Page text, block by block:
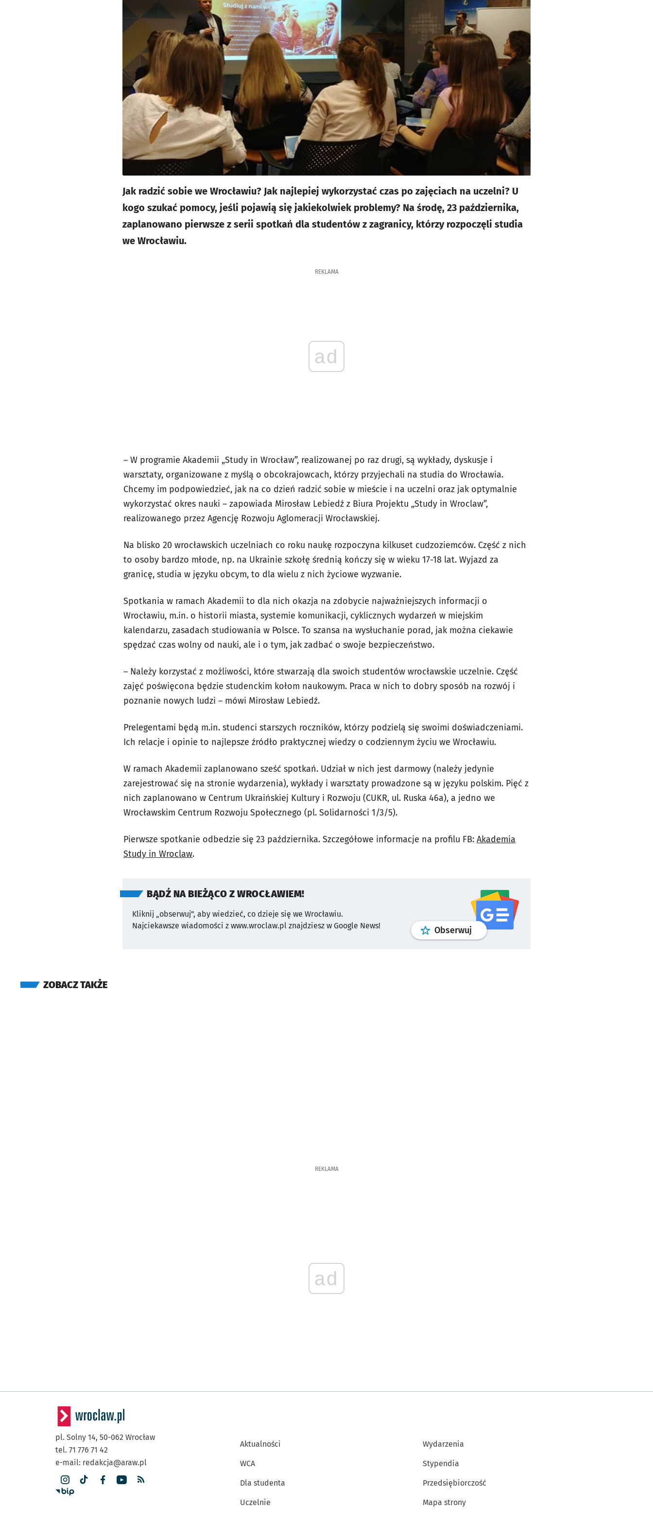
Jak radzić sobie we Wrocławiu? Jak najlepiej wykorzystać czas po zajęciach na uczelni? U
kogo szukać pomocy, jeśli pojawią się jakiekolwiek problemy? Na środę, 23 października,
zaplanowano pierwsze z serii spotkań dla studentów z zagranicy, którzy rozpoczęli studia
we Wrocławiu.
REKLAMA
ad
– W programie Akademii „Study in Wrocław”, realizowanej po raz drugi, są wykłady, dyskusje i
warsztaty, organizowane z myślą o obcokrajowcach, którzy przyjechali na studia do Wrocławia.
Chcemy im podpowiedzieć, jak na co dzień radzić sobie w mieście i na uczelni oraz jak optymalnie
wykorzystać okres nauki – zapowiada Mirosław Lebiedź z Biura Projektu „Study in Wroclaw”,
realizowanego przez Agencję Rozwoju Aglomeracji Wrocławskiej.
Na blisko 20 wrocławskich uczelniach co roku naukę rozpoczyna kilkuset cudzoziemców. Część z nich
to osoby bardzo młode, np. na Ukrainie szkołę średnią kończy się w wieku 17-18 lat. Wyjazd za
granicę, studia w języku obcym, to dla wielu z nich życiowe wyzwanie.
Spotkania w ramach Akademii to dla nich okazja na zdobycie najważniejszych informacji o
Wrocławiu, m.in. o historii miasta, systemie komunikacji, cyklicznych wydarzeń w miejskim
kalendarzu, zasadach studiowania w Polsce. To szansa na wysłuchanie porad, jak można ciekawie
spędzać czas wolny od nauki, ale i o tym, jak zadbać o swoje bezpieczeństwo.
– Należy korzystać z możliwości, które stwarzają dla swoich studentów wrocławskie uczelnie. Część
zajęć poświęcona będzie studenckim kołom naukowym. Praca w nich to dobry sposób na rozwój i
poznanie nowych ludzi – mówi Mirosław Lebiedź.
Prelegentami będą m.in. studenci starszych roczników, którzy podzielą się swoimi doświadczeniami.
Ich relacje i opinie to najlepsze źródło praktycznej wiedzy o codziennym życiu we Wrocławiu.
W ramach Akademii zaplanowano sześć spotkań. Udział w nich jest darmowy (należy jedynie
zarejestrować się na stronie wydarzenia), wykłady i warsztaty prowadzone są w języku polskim. Pięć z
nich zaplanowano w Centrum Ukraińskiej Kultury i Rozwoju (CUKR, ul. Ruska 46a), a jedno we
Wrocławskim Centrum Rozwoju Społecznego (pl. Solidarności 1/3/5).
Pierwsze spotkanie odbedzie się 23 października. Szczegółowe informacje na profilu FB: Akademia
Study in Wroclaw.
BĄDŹ NA BIEŻĄCO Z WROCŁAWIEM!
Kliknij „obserwuj”, aby wiedzieć, co dzieje się we Wrocławiu.
Najciekawsze wiadomości z www.wroclaw.pl znajdziesz w Google News!
Obserwuj profilgoogle news
ZOBACZ TAKŻE
REKLAMA
ad
pl. Solny 14, 50-062 Wrocław
tel. 71 776 71 42
e-mail: redakcja@araw.pl
Aktualności
WCA
Dla studenta
Uczelnie
Wydarzenia
Stypendia
Przedsiębiorczość
Mapa strony